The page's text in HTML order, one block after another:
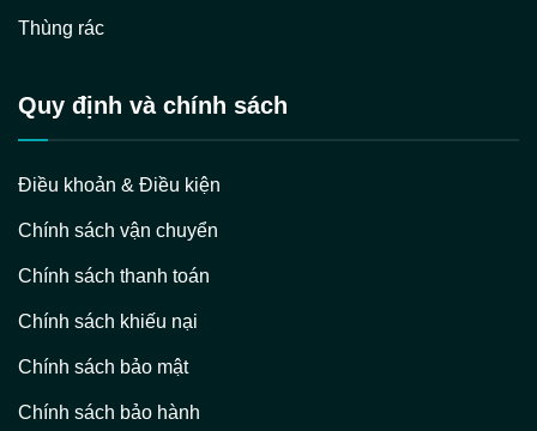
Thùng rác
Quy định và chính sách
Điều khoản & Điều kiện
Chính sách vận chuyển
Chính sách thanh toán
Chính sách khiếu nại
Chính sách bảo mật
Chính sách bảo hành